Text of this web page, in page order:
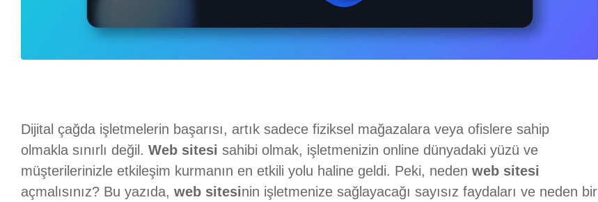
Dijital çağda işletmelerin başarısı, artık sadece fiziksel mağazalara veya ofislere sahip
olmakla sınırlı değil. Web sitesi sahibi olmak, işletmenizin online dünyadaki yüzü ve
müşterilerinizle etkileşim kurmanın en etkili yolu haline geldi. Peki, neden web sitesi
açmalısınız? Bu yazıda, web sitesinin işletmenize sağlayacağı sayısız faydaları ve neden bir